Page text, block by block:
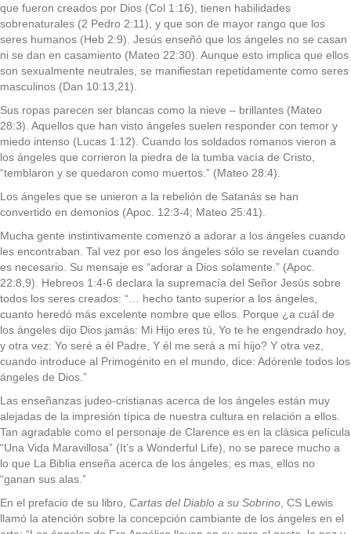
que fueron creados por Dios (Col 1:16), tienen habilidades
sobrenaturales (2 Pedro 2:11), y que son de mayor rango que los
seres humanos (Heb 2:9). Jesús enseñó que los ángeles no se casan
ni se dan en casamiento (Mateo 22:30). Aunque esto implica que ellos
son sexualmente neutrales, se manifiestan repetidamente como seres
masculinos (Dan 10:13,21).
Sus ropas parecen ser blancas como la nieve – brillantes (Mateo
28:3). Aquellos que han visto ángeles suelen responder con temor y
miedo intenso (Lucas 1:12). Cuando los soldados romanos vieron a
los ángeles que corrieron la piedra de la tumba vacía de Cristo,
“temblaron y se quedaron como muertos.” (Mateo 28:4).
Los ángeles que se unieron a la rebelión de Satanás se han
convertido en demonios (Apoc. 12:3-4; Mateo 25:41).
Mucha gente instintivamente comenzó a adorar a los ángeles cuando
les encontraban. Tal vez por eso los ángeles sólo se revelan cuando
es necesario. Su mensaje es “adorar a Dios solamente.” (Apoc.
22:8,9). Hebreos 1:4-6 declara la supremacía del Señor Jesús sobre
todos los seres creados: “… hecho tanto superior a los ángeles,
cuanto heredó más excelente nombre que ellos. Porque ¿a cuál de
los ángeles dijo Dios jamás: Mi Hijo eres tú, Yo te he engendrado hoy,
y otra vez: Yo seré a él Padre, Y él me será a mí hijo? Y otra vez,
cuando introduce al Primogénito en el mundo, dice: Adórenle todos los
ángeles de Dios.”
Las enseñanzas judeo-cristianas acerca de los ángeles están muy
alejadas de la impresión típica de nuestra cultura en relación a ellos.
Tan agradable como el personaje de Clarence es en la clásica película
“Una Vida Maravillosa” (It’s a Wonderful Life), no se parece mucho a
lo que La Biblia enseña acerca de los ángeles; es mas, ellos no
“ganan sus alas.”
En el prefacio de su libro, Cartas del Diablo a su Sobrino , CS Lewis
llamó la atención sobre la concepción cambiante de los ángeles en el